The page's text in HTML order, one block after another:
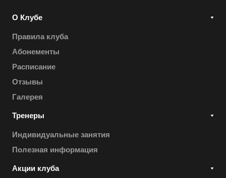
О Клубе
Правила клуба
Абонементы
Расписание
Отзывы
Галерея
Тренеры
Индивидуальные занятия
Полезная информация
Акции клуба